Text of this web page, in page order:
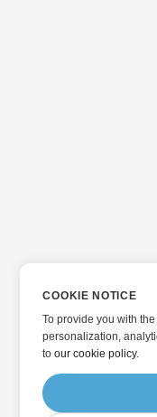
COOKIE NOTICE
To provide you with
personalization,
toour cookie policy.